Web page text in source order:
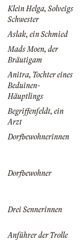
Klein Helga, Solveigs
Schwester
Aslak, ein Schmied
Mads Moen, der
Bräutigam
Anitra, Tochter eines
Beduinen-
Häuptlings
Begriffenfeldt, ein
Arzt
Dorfbewohnerinnen
Dorfbewohner
Drei Sennerinnen
Anführer der Trolle